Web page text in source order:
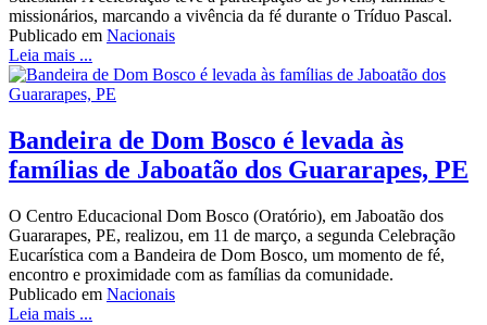
missionários, marcando a vivência da fé durante o Tríduo Pascal.
Publicado em Nacionais
Leia mais ...
Bandeira de Dom Bosco é levada às
famílias de Jaboatão dos Guararapes, PE
O Centro Educacional Dom Bosco (Oratório), em Jaboatão dos
Guararapes, PE, realizou, em 11 de março, a segunda Celebração
Eucarística com a Bandeira de Dom Bosco, um momento de fé,
encontro e proximidade com as famílias da comunidade.
Publicado em Nacionais
Leia mais ...